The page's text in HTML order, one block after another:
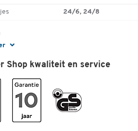
24/6, 24/8
tot (mm)
Shop kwaliteit en service